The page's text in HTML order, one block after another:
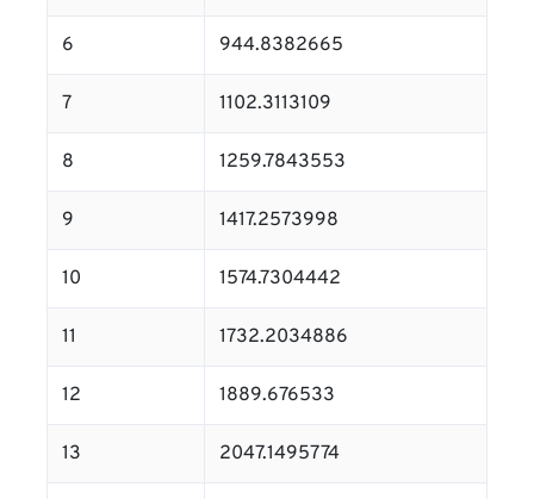
6 944.8382665
7 1102.3113109
8 1259.7843553
9 1417.2573998
10 1574.7304442
11 1732.2034886
12 1889.676533
13 2047.1495774